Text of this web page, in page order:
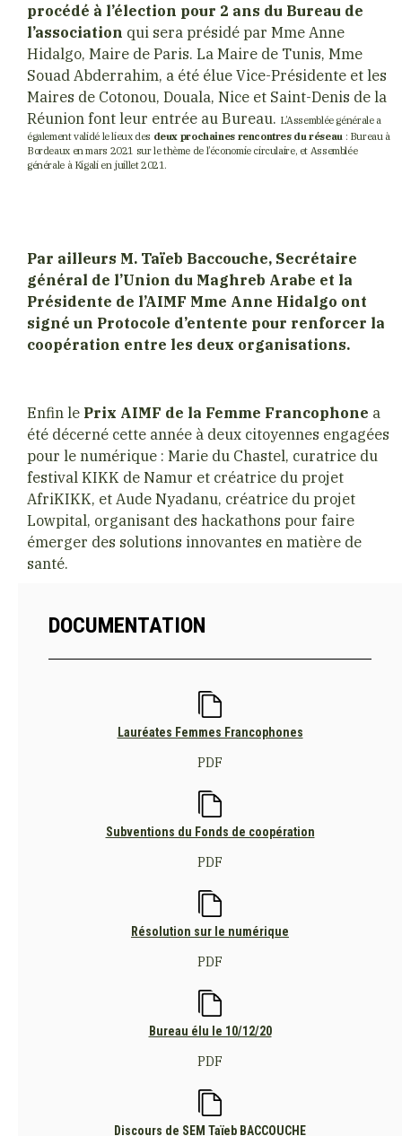
procédé à l’élection pour 2 ans du Bureau de
l’association qui sera présidé par Mme Anne
Hidalgo, Maire de Paris. La Maire de Tunis, Mme
Souad Abderrahim, a été élue Vice-Présidente et les
Maires de Cotonou, Douala, Nice et Saint-Denis de la
Réunion font leur entrée au Bureau. L’Assemblée générale a
également validé le lieux des deux prochaines rencontres du réseau : Bureau à
Bordeaux en mars 2021 sur le thème de l’économie circulaire, et Assemblée
générale à Kigali en juillet 2021.
Par ailleurs M. Taïeb Baccouche, Secrétaire
général de l’Union du Maghreb Arabe et la
Présidente de l’AIMF Mme Anne Hidalgo ont
signé un Protocole d’entente pour renforcer la
coopération entre les deux organisations.
Enfin le Prix AIMF de la Femme Francophone a
été décerné cette année à deux citoyennes engagées
pour le numérique : Marie du Chastel, curatrice du
festival KIKK de Namur et créatrice du projet
AfriKIKK, et Aude Nyadanu, créatrice du projet
Lowpital, organisant des hackathons pour faire
émerger des solutions innovantes en matière de
santé.
DOCUMENTATION
Lauréates Femmes Francophones
PDF
Subventions du Fonds de coopération
PDF
Résolution sur le numérique
PDF
Bureau élu le 10/12/20
PDF
Discours de SEM Taïeb BACCOUCHE